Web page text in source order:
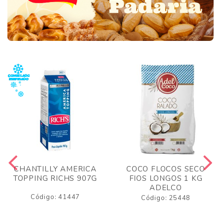
CHANTILLY AMERICA
TOPPING RICHS 907G
Código: 41447
COCO FLOCOS SECO
FIOS LONGOS 1 KG
ADELCO
Código: 25448